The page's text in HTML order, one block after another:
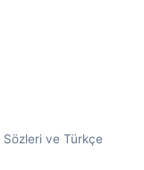
ve Türkçe